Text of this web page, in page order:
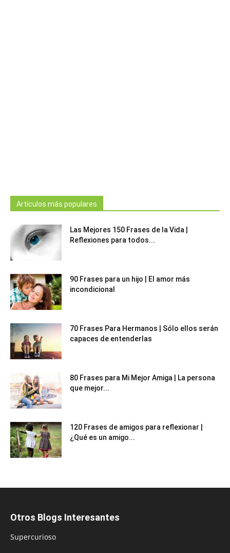
Artículos más populares
Las Mejores 150 Frases de la Vida |
Reflexiones para todos...
90 Frases para un hijo | El amor más
incondicional
70 Frases Para Hermanos | Sólo ellos serán
capaces de entenderlas
80 Frases para Mi Mejor Amiga | La persona
que mejor...
120 Frases de amigos para reflexionar |
¿Qué es un amigo...
Otros Blogs Interesantes
Supercurioso